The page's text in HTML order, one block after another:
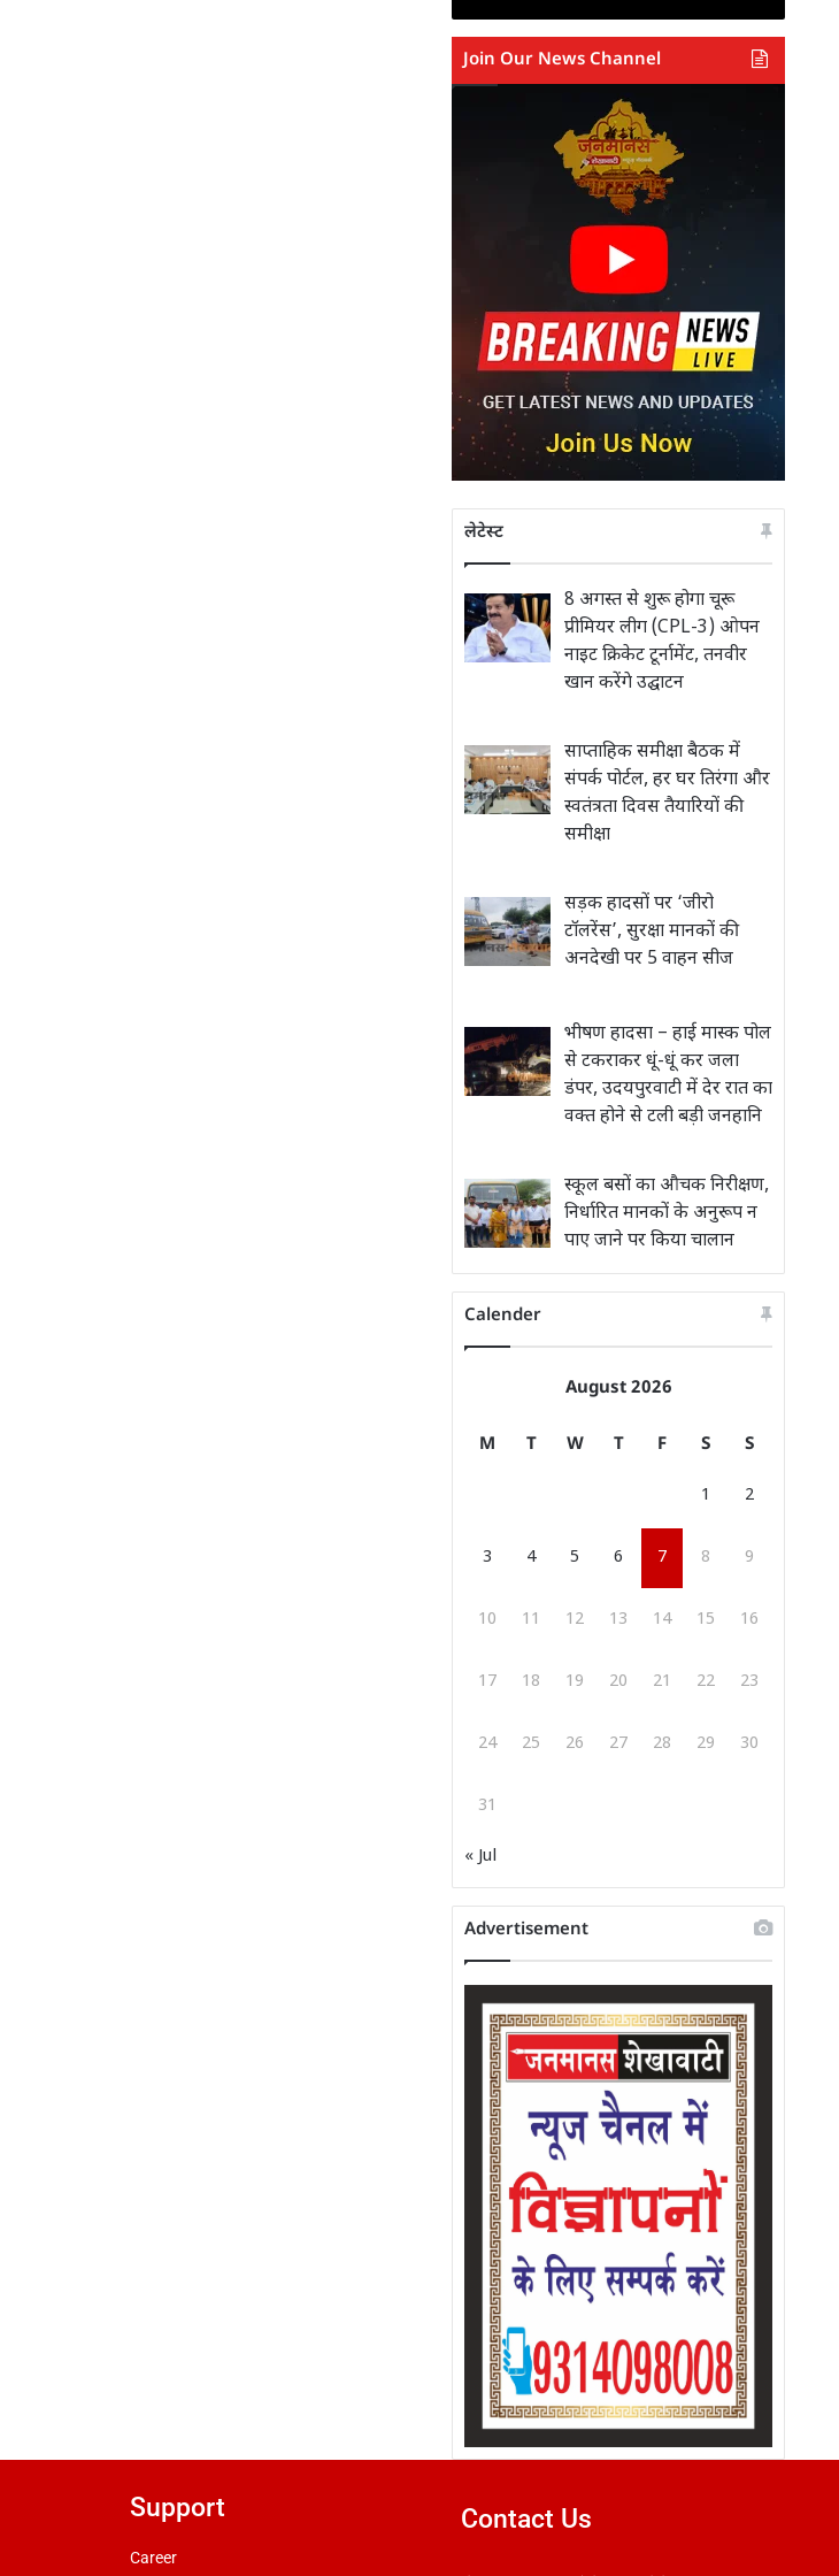
Join Our News Channel
लेटेस्ट
8 अगस्त से शुरू होगा चूरू
प्रीमियर लीग (CPL-3) ओपन
नाइट क्रिकेट टूर्नामेंट, तनवीर
खान करेंगे उद्घाटन
साप्ताहिक समीक्षा बैठक में
संपर्क पोर्टल, हर घर तिरंगा और
स्वतंत्रता दिवस तैयारियों की
समीक्षा
सड़क हादसों पर ‘जीरो
टॉलरेंस’, सुरक्षा मानकों की
अनदेखी पर 5 वाहन सीज
भीषण हादसा – हाई मास्क पोल
से टकराकर धूं-धूं कर जला
डंपर, उदयपुरवाटी में देर रात का
वक्त होने से टली बड़ी जनहानि
स्कूल बसों का औचक निरीक्षण,
निर्धारित मानकों के अनुरूप न
पाए जाने पर किया चालान
Calender
August 2026
M T W T F S S
1 2
3 4 5 6 7 8 9
10 11 12 13 14 15 16
17 18 19 20 21 22 23
24 25 26 27 28 29 30
31
« Jul
Advertisement
Support
Career
Contact Us